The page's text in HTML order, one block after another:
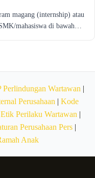
magang (internship) atau
mahasiswa di bawah…
Perlindungan Wartawan |
Perusahaan | Kode
Perilaku Wartawan |
Perusahaan Pers|
Anak